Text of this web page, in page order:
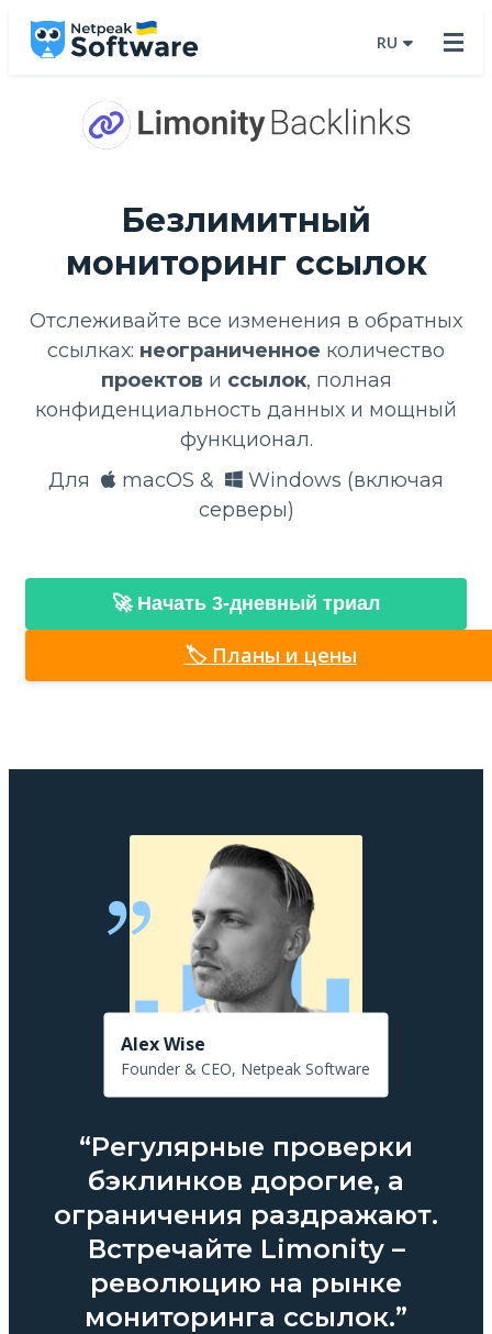
RU
Безлимитный
мониторинг ссылок
Отслеживайте все изменения в обратных
ссылках: ​​неограниченное количество
проектов и ​​ссылок, полная
конфиденциальность данных и мощный
функционал.
Для
macOS &
Windows (включая
серверы)
🚀 Начать 3-дневный триал
🏷️ Планы и цены
“Регулярные проверки
бэклинков дорогие, а
ограничения раздражают.
Встречайте Limonity –
революцию на рынке
мониторинга ссылок.”
Alex Wise
Founder & CEO, Netpeak Software